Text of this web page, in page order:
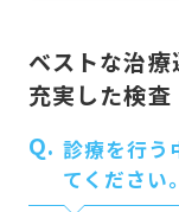
ベストな治療
充実した検
Q. 診療を行う
てください。